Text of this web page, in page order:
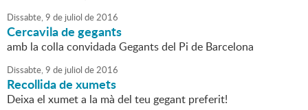
Dissabte,9 de juliol de2016
Cercavila de gegants
amb la colla convidada Gegants del Pi de Barcelona
Dissabte,9 de juliol de2016
Recollida de xumets
Deixa el xumet a la mà del teu gegant preferit!